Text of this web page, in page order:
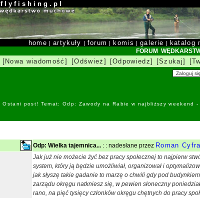
f l y f i s h i n g . p l
home |artykuły | forum | komis |galerie | katalog
FORUM
[Nowa wiadomość] [Odśwież] [Odpowiedz] [Szukaj]
Ostani post! Temat: Odp: Zawody na Rabie w najbliższy weekend
Odp: Wielka tajemnica... : : nadesłane przez Roman Cyfra
Jak już nie możecie żyć bez pracy społecznej to najpierw
system, który ją będzie umożliwiał, organizował i
jak słyszę takie gadanie to marzę o chwili gdy pod budynkiem
zarządu okręgu natkniesz się, w pewien słoneczny
rano, na pięć tysięcy członków okręgu chętnych do pracy